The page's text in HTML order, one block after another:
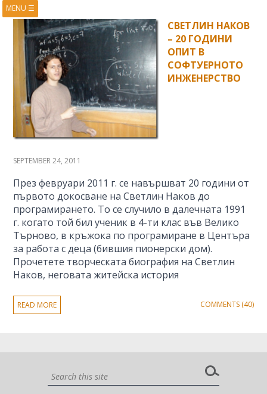
MENU ☰
HOME
ABOUT
BOOKS
COURSES
VIDEOS
PRESENTATIONS
RESEARCH
PUBLICATIONS
CONTACTS
СВЕТЛИН НАКОВ
– 20 ГОДИНИ
ОПИТ В
СОФТУЕРНОТО
ИНЖЕНЕРСТВО
SEPTEMBER 24, 2011
През февруари 2011 г. се навършват 20 години от
първото докосване на Светлин Наков до
програмирането. То се случило в далечната 1991
г. когато той бил ученик в 4-ти клас във Велико
Търново, в кръжока по програмиране в Центъра
за работа с деца (бившия пионерски дом).
Прочетете творческата биография на Светлин
Наков, неговата житейска история
READ MORE COMMENTS (40)